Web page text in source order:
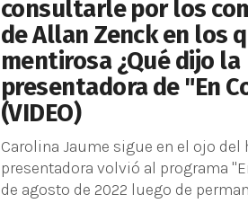
consultarle por los
de Allan Zenck en los
mentirosa ¿Qué dijo la
presentadora de "En
(VIDEO)
Carolina Jaume sigue en el ojo del
presentadora volvió al programa
de agosto de 2022 luego de